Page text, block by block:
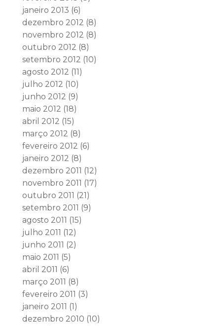
janeiro 2013 (6)
dezembro 2012 (8)
novembro 2012 (8)
outubro 2012 (8)
setembro 2012 (10)
agosto 2012 (11)
julho 2012 (10)
junho 2012 (9)
maio 2012 (18)
abril 2012 (15)
março 2012 (8)
fevereiro 2012 (6)
janeiro 2012 (8)
dezembro 2011 (12)
novembro 2011 (17)
outubro 2011 (21)
setembro 2011 (9)
agosto 2011 (15)
julho 2011 (12)
junho 2011 (2)
maio 2011 (5)
abril 2011 (6)
março 2011 (8)
fevereiro 2011 (3)
janeiro 2011 (1)
dezembro 2010 (10)